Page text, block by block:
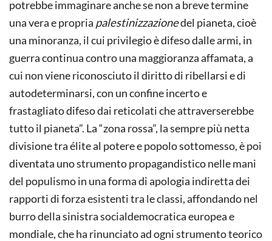
potrebbe immaginare anche se non a breve termine
una vera e propria palestinizzazionedel pianeta, cioè
una minoranza, il cui privilegio è difeso dalle armi, in
guerra continua contro una maggioranza affamata, a
cui non viene riconosciuto il diritto di ribellarsi e di
autodeterminarsi, con un confine incerto e
frastagliato difeso dai reticolati che attraverserebbe
tutto il pianeta”. La “zona rossa”, la sempre più netta
divisione tra élite al potere e popolo sottomesso, è poi
diventata uno strumento propagandistico nelle mani
del populismo in una forma di apologia indiretta dei
rapporti di forza esistenti tra le classi, affondando nel
burro della sinistra socialdemocratica europea e
mondiale, che ha rinunciato ad ogni strumento teorico